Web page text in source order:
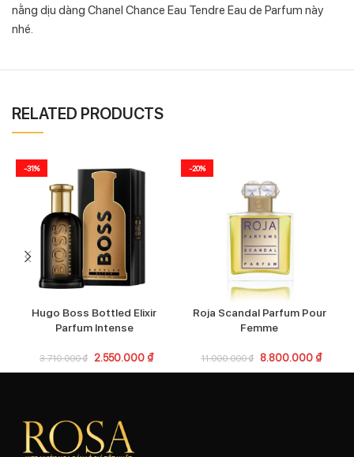
nằng dịu dàng Chanel Chance Eau Tendre Eau de Parfum này
nhé.
RELATED PRODUCTS
-31%
Hugo Boss Bottled Elixir
Parfum Intense
3.710.000₫ 2.550.000 ₫
-20%
Roja Scandal Parfum Pour
Femme
11.000.000₫ 8.800.000 ₫